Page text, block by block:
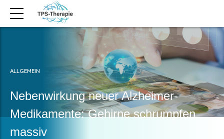
ALLGEMEIN
Nebenwirkung neuer Alzheimer-
Medikamente: Gehirne schrumpfen
massiv